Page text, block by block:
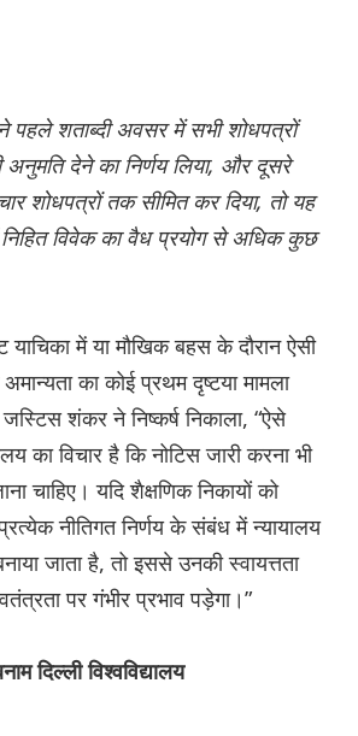
पहले शताब्दी अवसर में सभी शोधपत्रों
देने का निर्णय लिया, और दूसरे
शोधपत्रों तक सीमित कर दिया, तो यह
विवेक का वैध प्रयोग से अधिक कुछ
में या मौखिक बहस के दौरान ऐसी
अमान्यता का कोई प्रथम दृष्टया मामला
ज‌स्टिस शंकर ने निष्कर्ष निकाला, “ऐसे
का विचार है कि नोटिस जारी करना भी
चाहिए। यदि शैक्षणिक निकायों को
नीतिगत निर्णय के संबंध में न्यायालय
जाता है, तो इससे उनकी स्वायत्तता
पर गंभीर प्रभाव पड़ेगा।”
दिल्ली विश्वविद्यालय